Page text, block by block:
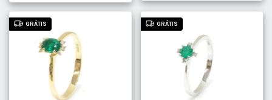
GRÁTIS GRÁTIS